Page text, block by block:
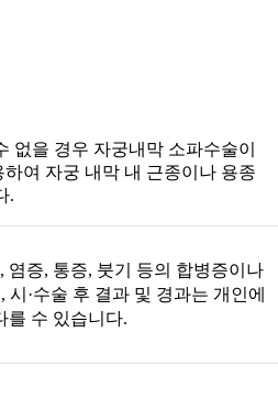
없을 경우 자궁내막 소파수술이
여 자궁 내막 내 근종이나 용종
.
염증, 통증, 붓기 등의 합병증이나
·수술 후 결과 및 경과는 개인에
를 수 있습니다.